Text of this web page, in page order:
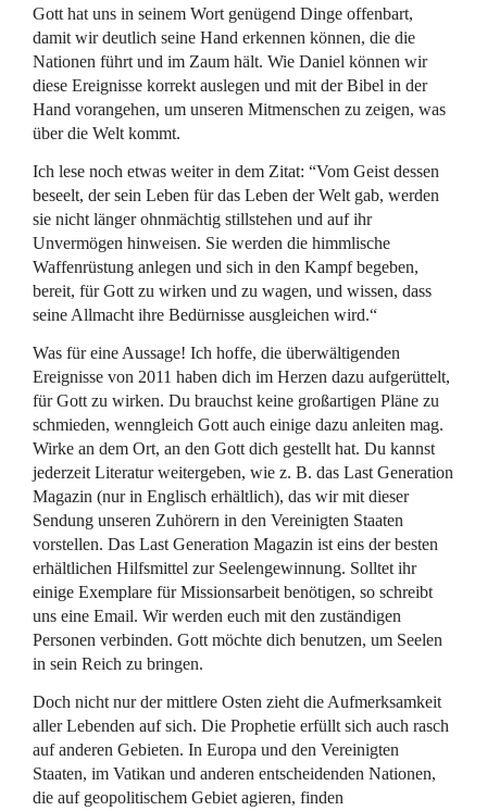
Gott hat uns in seinem Wort genügend Dinge offenbart,
damit wir deutlich seine Hand erkennen können, die die
Nationen führt und im Zaum hält. Wie Daniel können wir
diese Ereignisse korrekt auslegen und mit der Bibel in der
Hand vorangehen, um unseren Mitmenschen zu zeigen, was
über die Welt kommt.
Ich lese noch etwas weiter in dem Zitat: “Vom Geist dessen
beseelt, der sein Leben für das Leben der Welt gab, werden
sie nicht länger ohnmächtig stillstehen und auf ihr
Unvermögen hinweisen. Sie werden die himmlische
Waffenrüstung anlegen und sich in den Kampf begeben,
bereit, für Gott zu wirken und zu wagen, und wissen, dass
seine Allmacht ihre Bedürnisse ausgleichen wird.“
Was für eine Aussage! Ich hoffe, die überwältigenden
Ereignisse von 2011 haben dich im Herzen dazu aufgerüttelt,
für Gott zu wirken. Du brauchst keine großartigen Pläne zu
schmieden, wenngleich Gott auch einige dazu anleiten mag.
Wirke an dem Ort, an den Gott dich gestellt hat. Du kannst
jederzeit Literatur weitergeben, wie z. B. das Last Generation
Magazin (nur in Englisch erhältlich), das wir mit dieser
Sendung unseren Zuhörern in den Vereinigten Staaten
vorstellen. Das Last Generation Magazin ist eins der besten
erhältlichen Hilfsmittel zur Seelengewinnung. Solltet ihr
einige Exemplare für Missionsarbeit benötigen, so schreibt
uns eine Email. Wir werden euch mit den zuständigen
Personen verbinden. Gott möchte dich benutzen, um Seelen
in sein Reich zu bringen.
Doch nicht nur der mittlere Osten zieht die Aufmerksamkeit
aller Lebenden auf sich. Die Prophetie erfüllt sich auch rasch
auf anderen Gebieten. In Europa und den Vereinigten
Staaten, im Vatikan und anderen entscheidenden Nationen,
die auf geopolitischem Gebiet agieren, finden